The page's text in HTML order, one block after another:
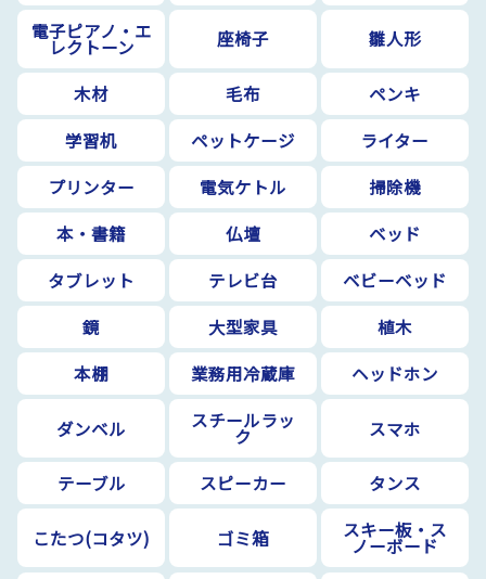
電子ピアノ・エ
レクトーン 座椅子 雛人形
木材 毛布
ペンキ
学習机
ペットケージ
ライター
プリンター
電気ケトル
掃除機
本・書籍
仏壇
ベッド
タブレット
テレビ台
ベビーベッド
鏡
大型家具
植木
本棚
業務用冷蔵庫 ヘッドホン
ダンベル スチールラッ
ク スマホ
テーブル スピーカー タンス
こたつ(コタツ) ゴミ箱 スキー板・ス
ノーボード